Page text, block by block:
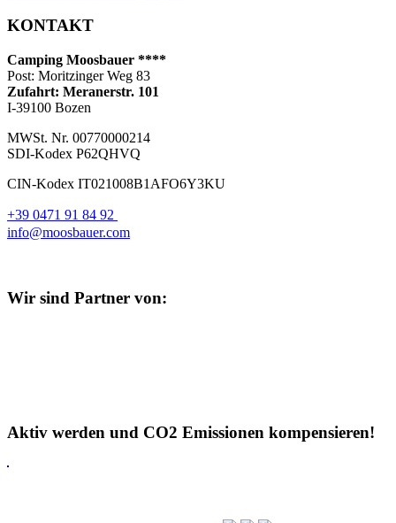
KONTAKT
Camping Moosbauer ****
Post: Moritzinger Weg 83
Zufahrt: Meranerstr. 101
I-39100 Bozen
MWSt. Nr. 00770000214
SDI-Kodex P62QHVQ
CIN-Kodex IT021008B1AFO6Y3KU
+39 0471 91 84 92
info@moosbauer.com
Wir sind Partner von:
Aktiv werden und CO2 Emissionen kompensieren!